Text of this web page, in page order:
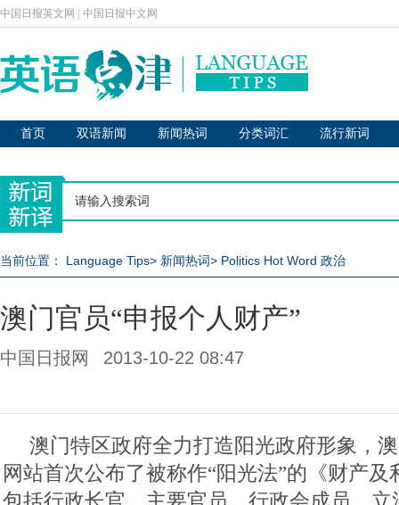
中国日报英文网 中国日报中文网
首页 双语新闻 新闻热词 分类词汇 流行新词
当前位置： Language Tips> 新闻热词> Politics Hot Word 政治
澳门官员“申报个人财产”
中国日报网 2013-10-22 08:47
澳门特区政府全力打造阳光政府形象，
网站首次公布了被称作“阳光法”的《财产